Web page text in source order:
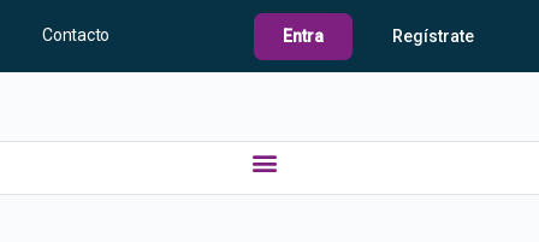
Contacto Entra Regístrate